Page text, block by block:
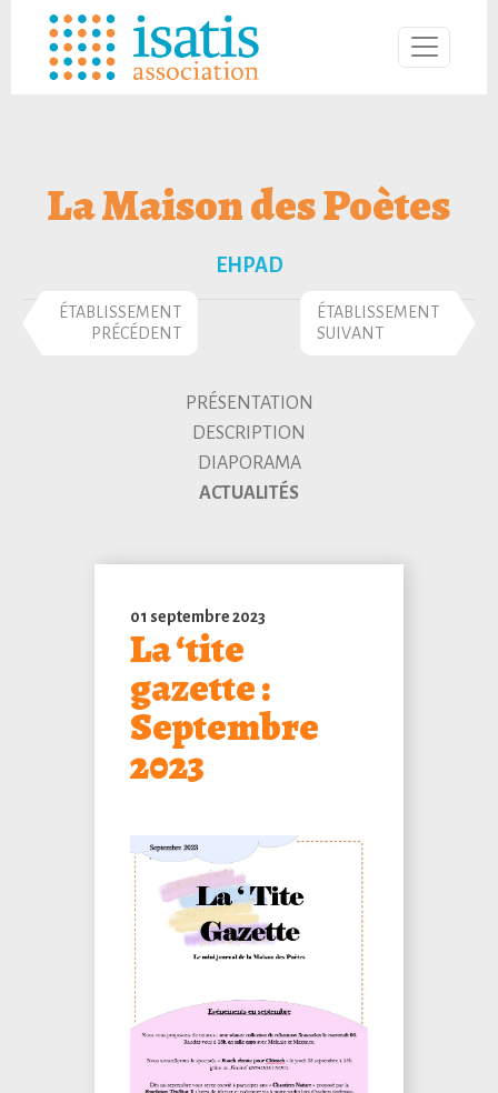
La Maison des Poètes
EHPAD
ÉTABLISSEMENT
PRÉCÉDENT
ÉTABLISSEMENT
SUIVANT
PRÉSENTATION
DESCRIPTION
DIAPORAMA
ACTUALITÉS
01 septembre 2023
La ‘tite
gazette :
Septembre
2023